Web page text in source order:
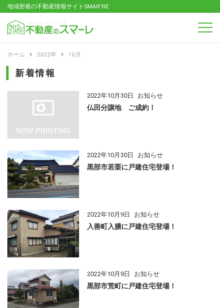
地域密着の不動産情報サイトSMAR'RE
ホーム 2022年 10月
新着情報
2022年10月30日 お知らせ
仏田分譲地 ご成約！
2022年10月30日 お知らせ
黒部市若栗に戸建住宅登場！
2022年10月9日 お知らせ
入善町入膳に戸建住宅登場！
2022年10月9日 お知らせ
黒部市荒町に戸建住宅登場！